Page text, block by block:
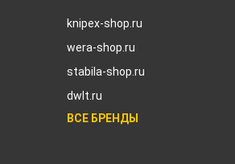
knipex-shop.ru
wera-shop.ru
stabila-shop.ru
dwlt.ru
ВСЕ БРЕНДЫ